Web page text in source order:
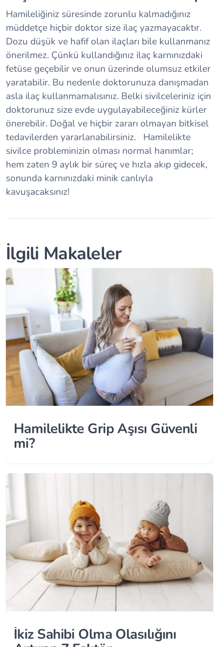
Hamileliğiniz süresinde zorunlu kalmadığınız
müddetçe hiçbir doktor size ilaç yazmayacaktır.
Dozu düşük ve hafif olan ilaçları bile kullanmanız
önerilmez. Çünkü kullandığınız ilaç karnınızdaki
fetüse geçebilir ve onun üzerinde olumsuz etkiler
yaratabilir. Bu nedenle doktorunuza danışmadan
asla ilaç kullanmamalısınız. Belki sivilceleriniz için
doktorunuz size evde uygulayabileceğiniz kürler
önerebilir. Doğal ve hiçbir zararı olmayan bitkisel
tedavilerden yararlanabilirsiniz. Hamilelikte
sivilce probleminizin olması normal hanımlar;
hem zaten 9 aylık bir süreç ve hızla akıp gidecek,
sonunda karnınızdaki minik canlıyla
kavuşacaksınız!
İlgili Makaleler
Hamilelikte Grip Aşısı Güvenli
mi?
İkiz Sahibi Olma Olasılığını